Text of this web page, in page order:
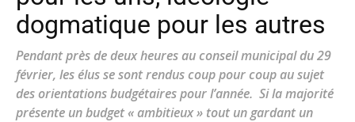
dogmatique pour les autres
Pendant près de deux heures au conseil municipal du 29
février, les élus se sont rendus coup pour coup au sujet
des orientations budgétaires pour l’année. Si la majorité
présente un budget « ambitieux » tout un gardant un